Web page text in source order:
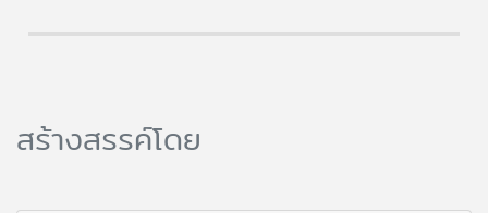
สร้างสรรค์โดย